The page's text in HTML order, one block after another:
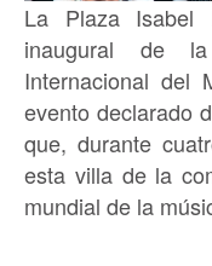
La Plaza
inaugural de
Internacional del
evento declarado
que, durante
esta villa de la
mundial de la